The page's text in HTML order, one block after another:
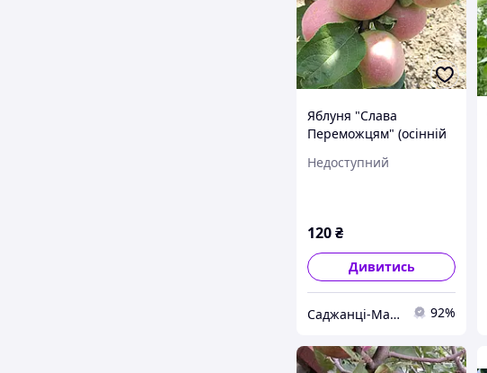
Яблуня "Слава
Переможцям" (осінній
дозрівання)
Недоступний
120₴
Дивитись
Саджанці-Маркет 92%